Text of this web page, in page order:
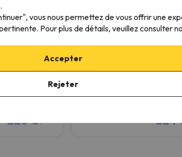
220 €
Good Night Inn
Brigue
9.2
2 jours de forfait à
Petit-déjeuner
224
vous nous permettez de vous offrir une
Pour plus de détails, veuillez consulter
Accepter
Rejeter